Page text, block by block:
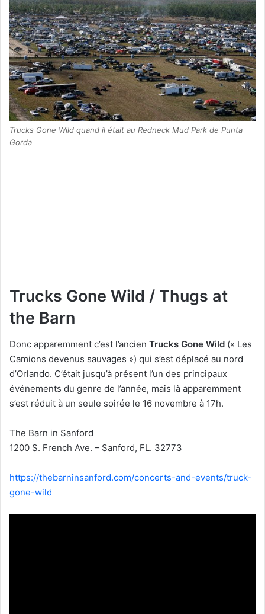
Trucks Gone Wild quand il était au Redneck Mud Park de Punta
Gorda
Trucks Gone Wild / Thugs at
the Barn
Donc apparemment c’est l’ancien Trucks Gone Wild (« Les
Camions devenus sauvages ») qui s’est déplacé au nord
d’Orlando. C’était jusqu’à présent l’un des principaux
événements du genre de l’année, mais là apparemment
s’est réduit à un seule soirée le 16 novembre à 17h.
The Barn in Sanford
1200 S. French Ave. – Sanford, FL. 32773
https://thebarninsanford.com/concerts-and-events/truck-
gone-wild